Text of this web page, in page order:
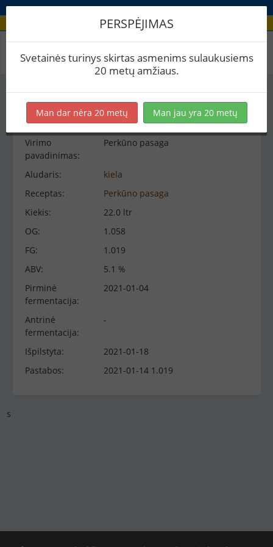
Virimo peržiūra
−
Virimo informacija
Virimo
pavadinimas:
Perkūno pasaga
Aludaris:
kiela
Receptas:
Perkūno pasaga
Kiekis:
22.0 ltr
OG:
1.058
FG:
1.019
ABV:
5.1 %
Pirminė
fermentacija:
2021-01-04
Antrinė
fermentacija:
-
Išpilstyta:
2021-01-18
Pastabos:
2021-01-14 1.019
s
PERSPĖJIMAS
Svetainės turinys skirtas asmenims sulaukusiems
20 metų amžiaus.
Man dar nėra 20 metų Man jau yra 20 metų